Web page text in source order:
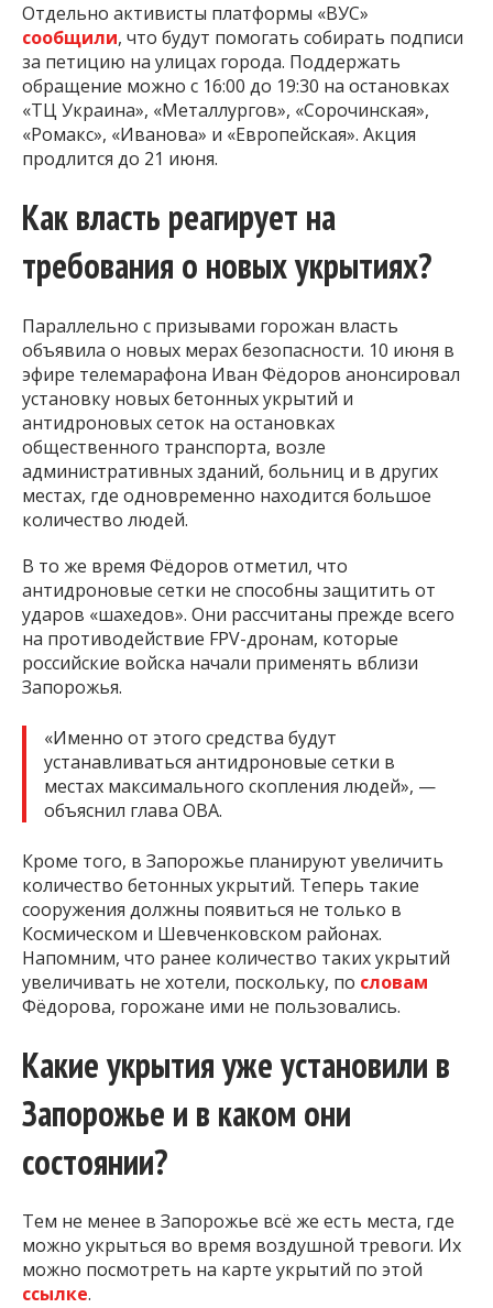
Отдельно активисты платформы «ВУС»
сообщили, что будут помогать собирать подписи
за петицию на улицах города. Поддержать
обращение можно с 16:00 до 19:30 на остановках
«ТЦ Украина», «Металлургов», «Сорочинская»,
«Ромакс», «Иванова» и «Европейская». Акция
продлится до 21 июня.
Как власть реагирует на
требования о новых укрытиях?
Параллельно с призывами горожан власть
объявила о новых мерах безопасности. 10 июня в
эфире телемарафона Иван Фёдоров анонсировал
установку новых бетонных укрытий и
антидроновых сеток на остановках
общественного транспорта, возле
административных зданий, больниц и в других
местах, где одновременно находится большое
количество людей.
В то же время Фёдоров отметил, что
антидроновые сетки не способны защитить от
ударов «шахедов». Они рассчитаны прежде всего
на противодействие FPV-дронам, которые
российские войска начали применять вблизи
Запорожья.
«Именно от этого средства будут
устанавливаться антидроновые сетки в
местах максимального скопления людей», —
объяснил глава ОВА.
Кроме того, в Запорожье планируют увеличить
количество бетонных укрытий. Теперь такие
сооружения должны появиться не только в
Космическом и Шевченковском районах.
Напомним, что ранее количество таких укрытий
увеличивать не хотели, поскольку, по словам
Фёдорова, горожане ими не пользовались.
Какие укрытия уже установили в
Запорожье и в каком они
состоянии?
Тем не менее в Запорожье всё же есть места, где
можно укрыться во время воздушной тревоги. Их
можно посмотреть на карте укрытий по этой
ссылке.